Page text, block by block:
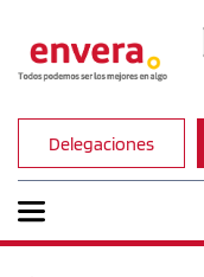
Delegaciones